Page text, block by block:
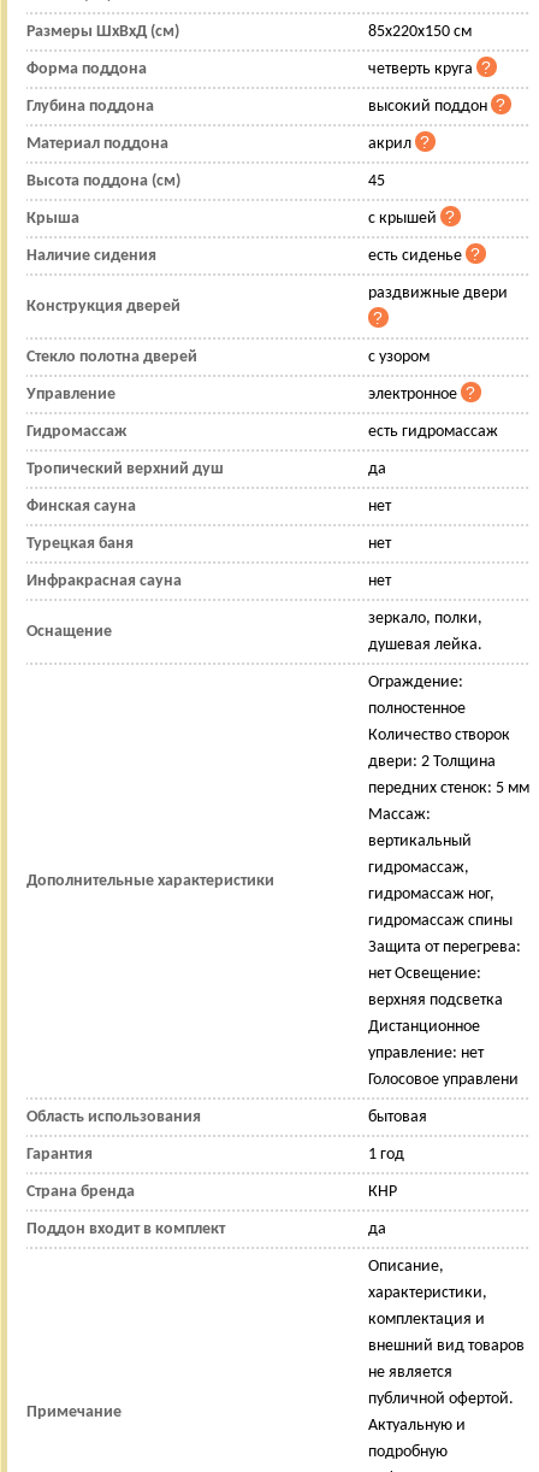
Размеры ШхВхД (см) 85x220x150 см
Форма поддона четверть круга
Глубина поддона высокий поддон
Материал поддона акрил
Высота поддона (см) 45
Крыша с крышей
Наличие сидения есть сиденье
Конструкция дверей
раздвижные двери
Стекло полотна дверей с узором
Управление электронное
Гидромассаж есть гидромассаж
Тропический верхний душ да
Финская сауна нет
Турецкая баня нет
Инфракрасная сауна нет
Оснащение
зеркало, полки,
душевая лейка.
Дополнительные характеристики
Ограждение:
полностенное
Количество створок
двери: 2 Толщина
передних стенок: 5 мм
Массаж:
вертикальный
гидромассаж,
гидромассаж ног,
гидромассаж спины
Защита от перегрева:
нет Освещение:
верхняя подсветка
Дистанционное
управление: нет
Голосовое управлени
Область использования бытовая
Гарантия 1 год
Страна бренда КНР
Поддон входит в комплект да
Примечание
Описание,
характеристики,
комплектация и
внешний вид товаров
не является
публичной офертой.
Актуальную и
подробную